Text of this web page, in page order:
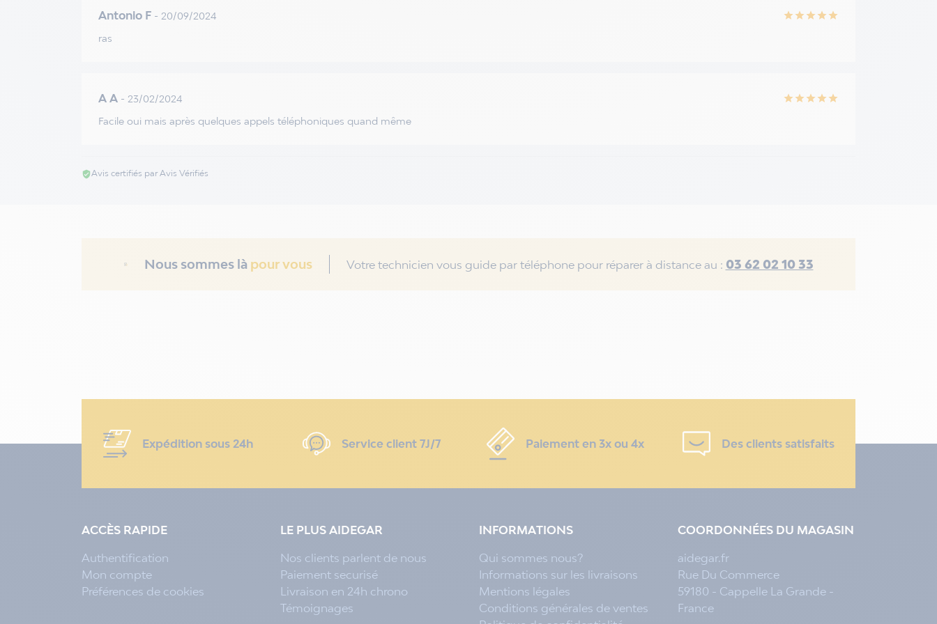
Antonio F - 20/09/2024 star star star star star
ras
A A - 23/02/2024 star star star star star
Facile oui mais après quelques appels téléphoniques quand même
verified_userAvis certifiés par Avis Vérifiés
Nous sommes là pour vous Votre technicien vous guide par téléphone pour réparer à distance au : 03 62 02 10 33
Expédition sous 24h Service client 7J/7 Paiement en 3x ou 4x Des clients satisfaits
ACCÈS RAPIDE
Authentification
Mon compte
Préférences de cookies
LE PLUS AIDEGAR
Nos clients parlent de nous
Paiement securisé
Livraison en 24h chrono
Témoignages
INFORMATIONS
Qui sommes nous?
Informations sur les livraisons
Mentions légales
Conditions générales de ventes
COORDONNÉES DU MAGASIN
aidegar.fr
Rue Du Commerce
59180 - Cappelle La Grande -
France